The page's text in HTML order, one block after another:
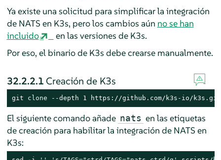
Ya existe una solicitud para simplificar la integración
de NATS en K3s, pero los cambios aún no se han
incluido
en las versiones de K3s.
Por eso, el binario de K3s debe crearse manualmente.
32.2.2.1 Creación de K3s
git clone --depth 1 https://github.com/k3s-io/
El siguiente comando añade nats en las etiquetas
de creación para habilitar la integración de NATS en
K3s: